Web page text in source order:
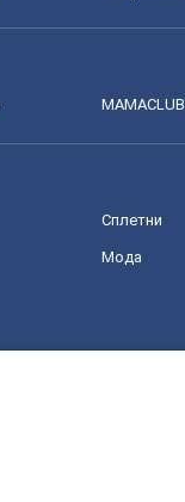
MAMACLUB
Сплетни
Мода